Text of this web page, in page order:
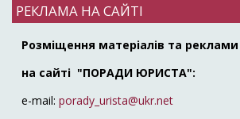
РЕКЛАМА НА САЙТІ
Розміщення матеріалів та реклами
на сайті "ПОРАДИ ЮРИСТА":
e-mail: porady_urista@ukr.net